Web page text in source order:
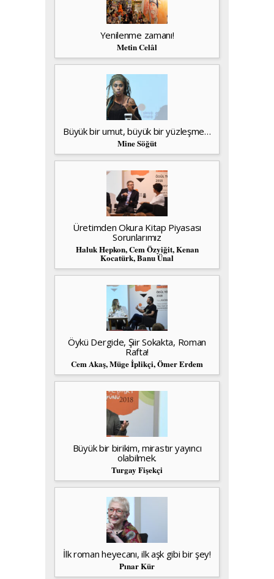
Yenilenme zamanı!
Metin Celâl
Büyük bir umut, büyük bir yüzleşme…
Mine Söğüt
Üretimden Okura Kitap Piyasası
Sorunlarımız
Haluk Hepkon, Cem Özyiğit, Kenan
Kocatürk, Banu Ünal
Öykü Dergide, Şiir Sokakta, Roman
Rafta!
Cem Akaş, Müge İplikçi, Ömer Erdem
Büyük bir birikim, mirastır yayıncı
olabilmek.
Turgay Fişekçi
İlk roman heyecanı, ilk aşk gibi bir şey!
Pınar Kür